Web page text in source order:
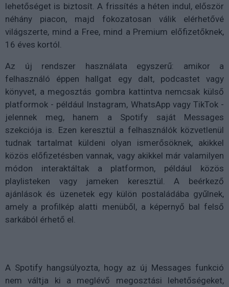
lehetőséget is biztosít. A frissítés a héten indul, először
néhány piacon, majd fokozatosan válik elérhetővé
világszerte, mind a Free, mind a Premium előfizetőknek,
16 éves kortól.
Az új rendszer használata egyszerű: amikor a
felhasználó éppen hallgat egy dalt, podcastet vagy
könyvet, a megosztás gombra kattintva nemcsak külső
platformok - például Instagram, WhatsApp vagy TikTok -
jelennek meg, hanem a Spotify saját Messages
szekciója is. Ezen keresztül a felhasználók közvetlenül
tudnak tartalmat küldeni olyan ismerősöknek, akikkel
közös előfizetésben vannak, vagy akikkel már valamilyen
módon interaktáltak a platformon, például közös
playlisteken vagy jameken keresztül. A beérkező
ajánlások és üzenetek egy külön postaládába gyűlnek,
amely a profilkép alatti menüből, a képernyő bal felső
sarkából érhető el.
A Spotify hangsúlyozta, hogy az új Messages funkció
nem váltja ki a meglévő megosztási lehetőségeket,